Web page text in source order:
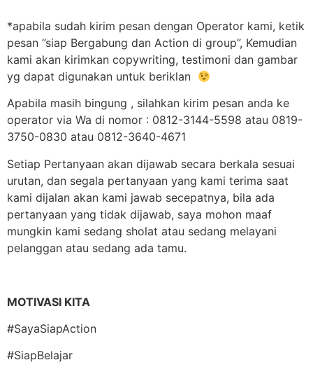
*apabila sudah kirim pesan dengan Operator kami, ketik
pesan ”siap Bergabung dan Action di group”, Kemudian
kami akan kirimkan copywriting, testimoni dan gambar
yg dapat digunakan untuk beriklan
Apabila masih bingung , silahkan kirim pesan anda ke
operator via Wa di nomor : 0812-3144-5598 atau 0819-
3750-0830 atau 0812-3640-4671
Setiap Pertanyaan akan dijawab secara berkala sesuai
urutan, dan segala pertanyaan yang kami terima saat
kami dijalan akan kami jawab secepatnya, bila ada
pertanyaan yang tidak dijawab, saya mohon maaf
mungkin kami sedang sholat atau sedang melayani
pelanggan atau sedang ada tamu.
MOTIVASI KITA
#SayaSiapAction
#SiapBelajar